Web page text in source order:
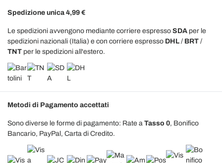
Spedizione unica 4,99 €
Le spedizioni avvengono mediante corriere espresso SDA per le
spedizioni nazionali (Italia) e con corriere espresso DHL / BRT /
TNT per le spedizioni all'estero.
Metodi di Pagamento accettati
Sono diverse le forme di pagamento: Rate a Tasso 0, Bonifico
Bancario, PayPal, Carta di Credito.